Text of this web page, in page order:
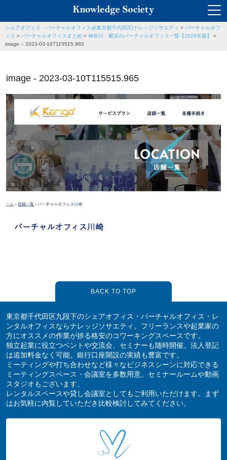
シェアオフィス・バーチャルオフィス@東京都千代田区|ナレッジソサエティ > バーチャルオフ
ィス > バーチャルオフィスまとめ > 神奈川・横浜のバーチャルオフィス一覧【2026年版】
>
image – 2023-03-10T115515.965
image - 2023-03-10T115515.965
BACK TO TOP
東京都千代田区九段下のシェアオフィス・バーチャルオフィス・レ
ンタルオフィスならナレッジソサエティ。フリーランスや起業家の
方にオススメの作業が捗る格安のコワーキングスペースです。
独立起業に役立つベントや交流会、セミナーも随時開催。法人登記
は追加料金なく可能。銀行口座開設の実績も豊富です。
ミーティングや打ち合わせなど様々なビジネスシーンに対応できる
ミーティングスペース・会議室を多数用意。セミナールームや動画
スタジオもございます。
レンタルスペースや貸し会議室としてもご利用いただけます。まず
はお気軽に内覧していただき比較検討してみてください。